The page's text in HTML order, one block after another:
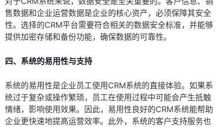
售数据和企业运营数据是企业的核心资产，必须保障其安全
性。选择的CRM平台需要符合相关的数据安全标准，并能够
提供加密存储和备份功能，确保数据的可靠性。
四、系统的易用性与支持
系统的易用性是企业员工使用CRM系统的直接体验。如果系
统过于复杂或操作繁琐，员工在使用过程中可能会产生抵触
情绪，影响使用效果。因此，易用性良好的CRM系统能帮助
企业更快速地提高运营效率。此外，系统的客户支持服务也